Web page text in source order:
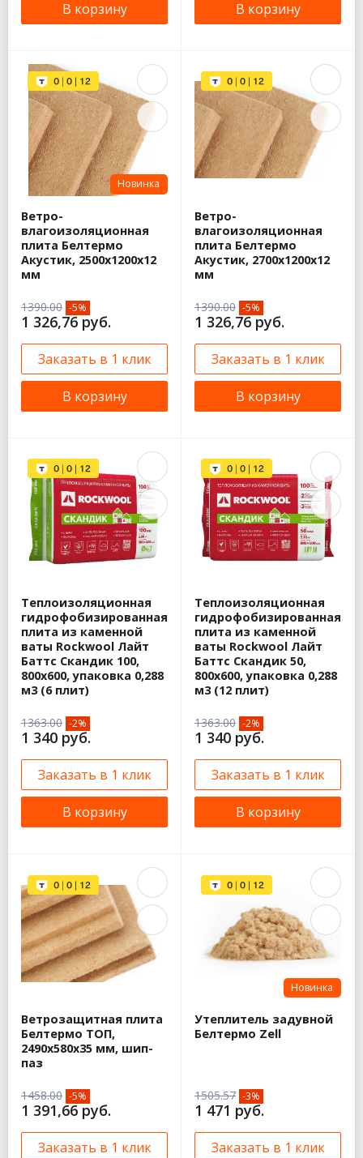
В корзину В корзину
Новинка
Ветро-
влагоизоляционная
плита Белтермо
Акустик, 2500x1200x12
мм
1390.00 -5%
1 326,76 руб.
Заказать в 1 клик
В корзину
Ветро-
влагоизоляционная
плита Белтермо
Акустик, 2700x1200x12
мм
1390.00 -5%
1 326,76 руб.
Заказать в 1 клик
В корзину
Теплоизоляционная
гидрофобизированная
плита из каменной
ваты Rockwool Лайт
Баттс Скандик 100,
800х600, упаковка 0,288
м3 (6 плит)
1363.00 -2%
1 340 руб.
Заказать в 1 клик
В корзину
Теплоизоляционная
гидрофобизированная
плита из каменной
ваты Rockwool Лайт
Баттс Скандик 50,
800х600, упаковка 0,288
м3 (12 плит)
1363.00 -2%
1 340 руб.
Заказать в 1 клик
В корзину
Ветрозащитная плита
Белтермо ТОП,
2490х580x35 мм, шип-
паз
1458.00 -5%
1 391,66 руб.
Заказать в 1 клик
Новинка
Утеплитель задувной
Белтермо Zell
1505.57 -3%
1 471 руб.
Заказать в 1 клик